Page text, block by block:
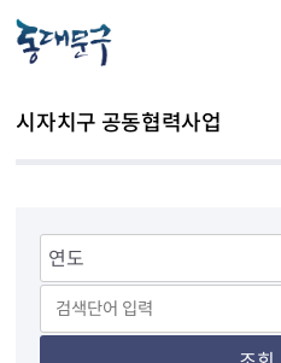
시자치구 공동협력사업